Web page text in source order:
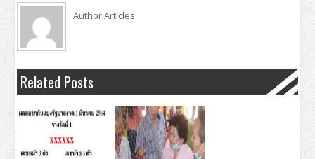
Author Articles
Related Posts